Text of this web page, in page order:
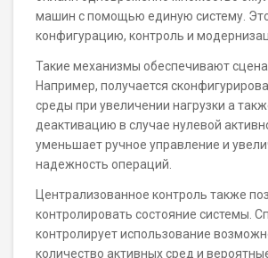
машин с помощью единую систему.
конфигурацию, контроль и
Такие механизмы обеспечивают
Например, получается
среды при увеличении нагрузки а
деактивацию в случае нулевой
уменьшает ручное управление и
надежность операций.
Централизованное контроль также
контролировать состояние системы.
контролирует использование
количество активных сред и